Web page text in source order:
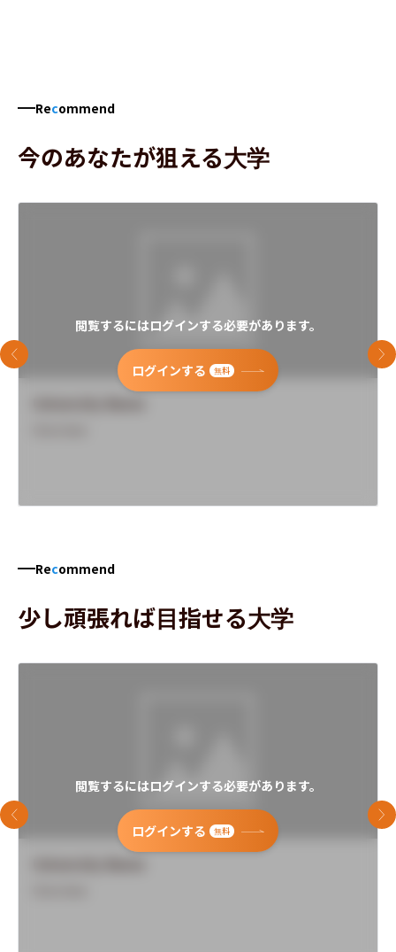
Recommend
今のあなたが狙える大学
閲覧するにはログインする必要があります。
ログインする 無料
前のスライド 次
Recommend
少し頑張れば目指せる大学
閲覧するにはログインする必要があります。
ログインする 無料
前のスライド 次